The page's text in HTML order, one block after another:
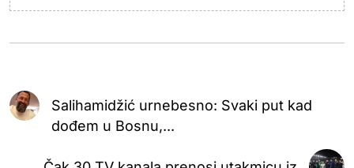
Salihamidžić urnebesno: Svaki put kad
dođem u Bosnu,...